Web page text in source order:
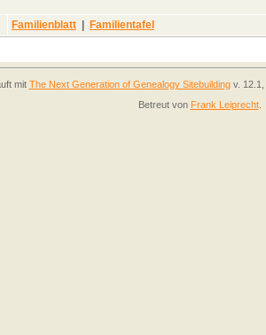
Familienblatt | Familientafel
mit The Next Generation of Genealogy Sitebuildingv. 12.1,
Betreut von Frank Leiprecht.